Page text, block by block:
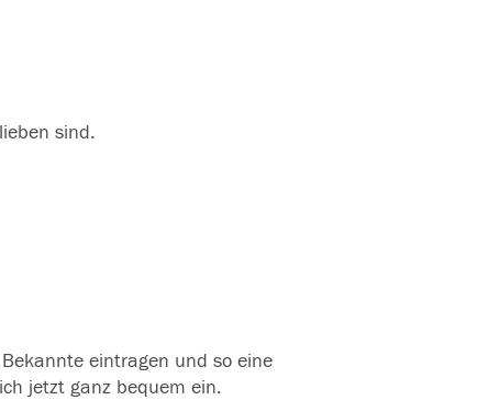
sind.
eintragen und so eine
jetzt ganz bequem ein.